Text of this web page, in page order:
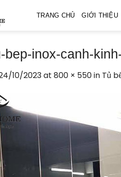
TRANG CHỦ GIỚI THIỆU
bep-inox-canh-
10/2023at 800 × 550in Tủ